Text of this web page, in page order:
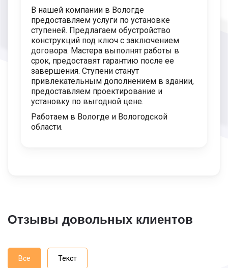
В нашей компании в Вологде
предоставляем услуги по установке
ступеней. Предлагаем обустройство
конструкций под ключ с заключением
договора. Мастера выполнят работы в
срок, предоставят гарантию после ее
завершения. Ступени станут
привлекательным дополнением в здании,
предоставляем проектирование и
установку по выгодной цене.
Работаем в Вологде и Вологодской
области.
Отзывы довольных клиентов
Все Текст